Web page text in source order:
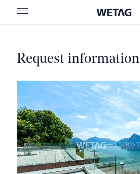
MENU
Request information